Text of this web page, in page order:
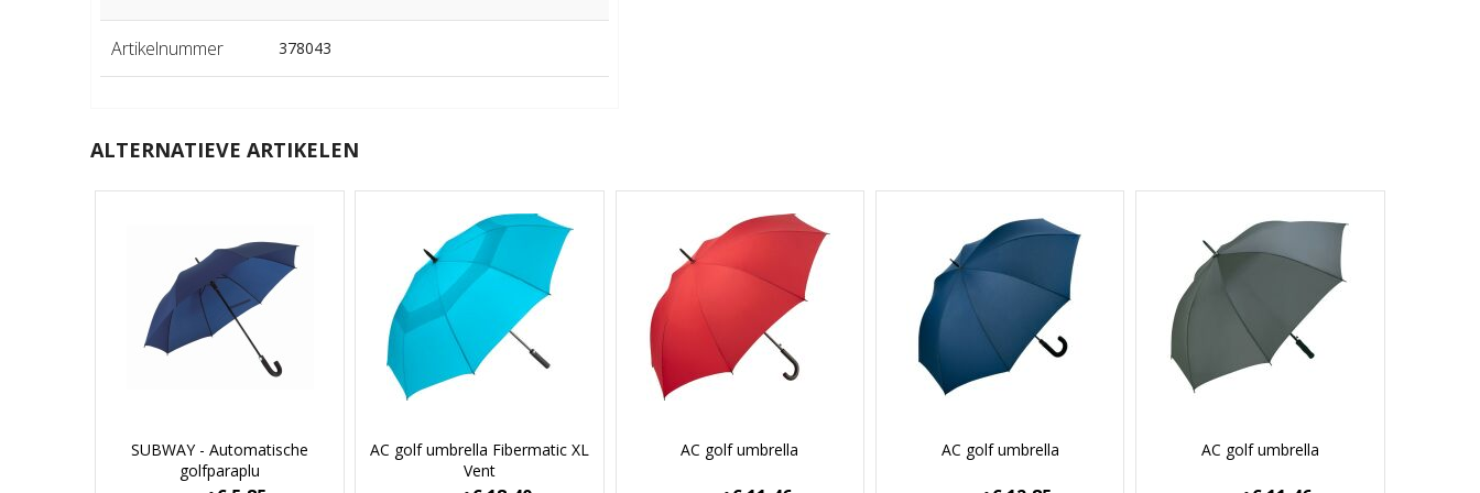
Artikelnummer 378043
ALTERNATIEVE ARTIKELEN
SUBWAY - Automatische
golfparaplu
AC golf umbrella Fibermatic XL
Vent
AC golf umbrella AC golf umbrella AC golf umbrella